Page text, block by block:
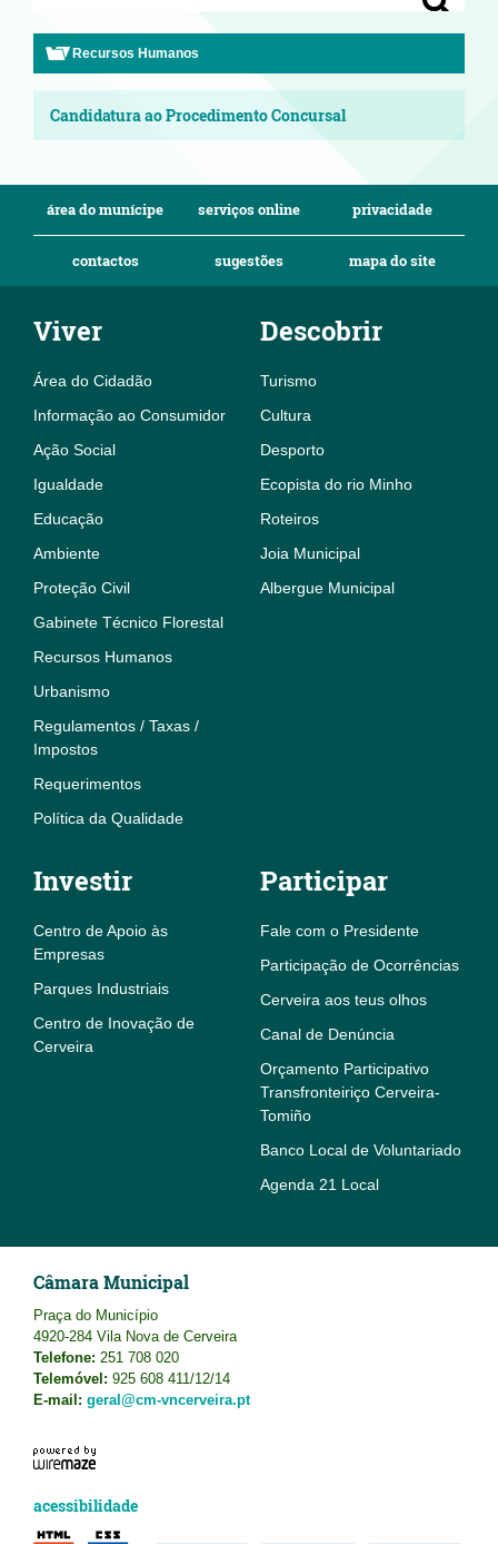
Recursos Humanos
Candidatura ao Procedimento Concursal
área do munícipe serviços online privacidade
contactos sugestões mapa do site
Viver
Área do Cidadão
Informação ao Consumidor
Ação Social
Igualdade
Educação
Ambiente
Proteção Civil
Gabinete Técnico Florestal
Recursos Humanos
Urbanismo
Regulamentos / Taxas /
Impostos
Requerimentos
Política da Qualidade
Descobrir
Turismo
Cultura
Desporto
Ecopista do rio Minho
Roteiros
Joia Municipal
Albergue Municipal
Investir
Centro de Apoio às
Empresas
Parques Industriais
Centro de Inovação de
Cerveira
Participar
Fale com o Presidente
Participação de Ocorrências
Cerveira aos teus olhos
Canal de Denúncia
Orçamento Participativo
Transfronteiriço Cerveira-
Tomiño
Banco Local de Voluntariado
Agenda 21 Local
Câmara Municipal
Praça do Município
4920-284 Vila Nova de Cerveira
Telefone: 251 708 020
Telemóvel: 925 608 411/12/14
E-mail: geral@cm-vncerveira.pt
acessibilidade